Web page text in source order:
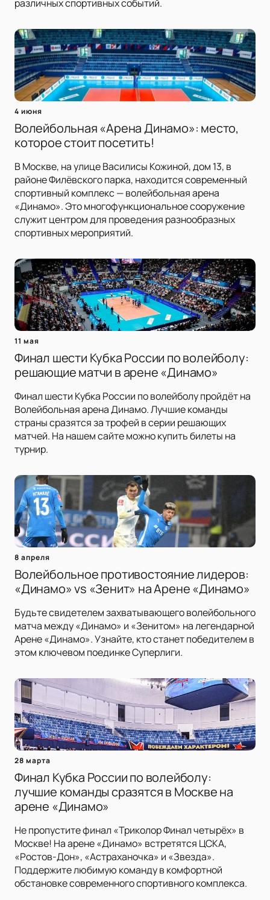
различных спортивных событий.
4 июня
Волейбольная «Арена Динамо»: место,
которое стоит посетить!
В Москве, на улице Василисы Кожиной, дом 13, в
районе Филёвского парка, находится современный
спортивный комплекс — волейбольная арена
«Динамо». Это многофункциональное сооружение
служит центром для проведения разнообразных
спортивных мероприятий.
11 мая
Финал шести Кубка России по волейболу:
решающие матчи в арене «Динамо»
Финал шести Кубка России по волейболу пройдёт на
Волейбольная арена Динамо. Лучшие команды
страны сразятся за трофей в серии решающих
матчей. На нашем сайте можно купить билеты на
турнир.
8 апреля
Волейбольное противостояние лидеров:
«Динамо» vs «Зенит» на Арене «Динамо»
Будьте свидетелем захватывающего волейбольного
матча между «Динамо» и «Зенитом» на легендарной
Арене «Динамо». Узнайте, кто станет победителем в
этом ключевом поединке Суперлиги.
28 марта
Финал Кубка России по волейболу:
лучшие команды сразятся в Москве на
арене «Динамо»
Не пропустите финал «Триколор Финал четырёх» в
Москве! На арене «Динамо» встретятся ЦСКА,
«Ростов-Дон», «Астраханочка» и «Звезда».
Поддержите любимую команду в комфортной
обстановке современного спортивного комплекса.